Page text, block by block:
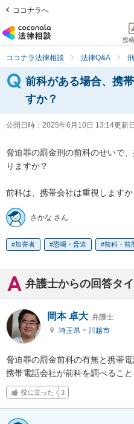
ココナラへ
投
ココナラ法律相談 法律Q&A
前科がある場合、携
すか？
公開日時： 2025年6月10日 13:14更新
脅迫罪の罰金刑の前科のせいで
りますか？
前科は、携帯会社は重視しますか
さかな さん
加害者 恐喝・脅迫 前科・前
弁護士からの回答タ
岡本 卓大 弁護士
埼玉県 > 川越市
脅迫罪の罰金前科の有無と携帯
携帯電話会社が前科を調べること
役に立った 3